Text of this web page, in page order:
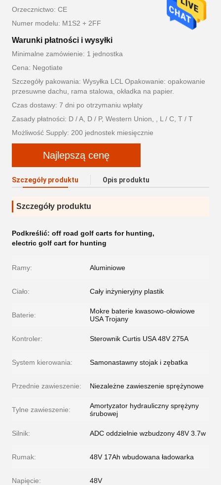
Orzecznictwo: CE
Numer modelu: M1S2 + 2FF
Warunki płatności i wysyłki
Minimalne zamówienie: 1 jednostka
Cena: Negotiate
Szczegóły pakowania: Wysyłka LCL Opakowanie: opakowanie
przesuwne dachu, rama stalowa, okładka na papier.
Czas dostawy: 7 dni po otrzymaniu wpłaty
Zasady płatności: D / A, D / P, Western Union, , L / C, T / T
Możliwość Supply: 200 jednostek miesięcznie
Najlepszą cenę
Szczegóły produktu Opis produktu
Szczegóły produktu
Podkreślić: off road golf carts for hunting,
electric golf cart for hunting
Ramy: Aluminiowe
Ciało: Cały inżynieryjny plastik
Baterie:
Mokre baterie kwasowo-ołowiowe
USA Trojany
Kontroler: Sterownik Curtis USA 48V 275A
System kierowania: Samonastawny stojak i zębatka
Przednie zawieszenie: Niezależne zawieszenie sprężynowe
Tylne zawieszenie:
Amortyzator hydrauliczny sprężyny
śrubowej
Silnik: ADC oddzielnie wzbudzony 48V 3.7w
Rumak: 48V 17Ah wbudowana ładowarka
Napięcie: 48V